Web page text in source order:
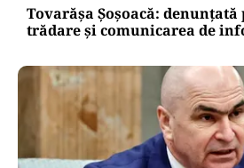
Tovarășa Șoșoacă:
trădare și comunicarea de